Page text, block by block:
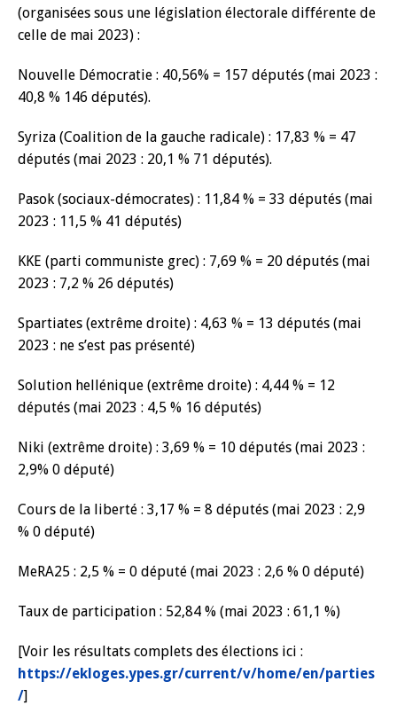
(organisées sous une législation électorale différente de
celle de mai 2023) :
Nouvelle Démocratie : 40,56% = 157 députés (mai 2023 :
40,8 % 146 députés).
Syriza (Coalition de la gauche radicale) : 17,83 % = 47
députés (mai 2023 : 20,1 % 71 députés).
Pasok (sociaux-démocrates) : 11,84 % = 33 députés (mai
2023 : 11,5 % 41 députés)
KKE (parti communiste grec) : 7,69 % = 20 députés (mai
2023 : 7,2 % 26 députés)
Spartiates (extrême droite) : 4,63 % = 13 députés (mai
2023 : ne s’est pas présenté)
Solution hellénique (extrême droite) : 4,44 % = 12
députés (mai 2023 : 4,5 % 16 députés)
Niki (extrême droite) : 3,69 % = 10 députés (mai 2023 :
2,9% 0 député)
Cours de la liberté : 3,17 % = 8 députés (mai 2023 : 2,9
% 0 député)
MeRA25 : 2,5 % = 0 député (mai 2023 : 2,6 % 0 député)
Taux de participation : 52,84 % (mai 2023 : 61,1 %)
[Voir les résultats complets des élections ici :
https://ekloges.ypes.gr/current/v/home/en/parties
/]